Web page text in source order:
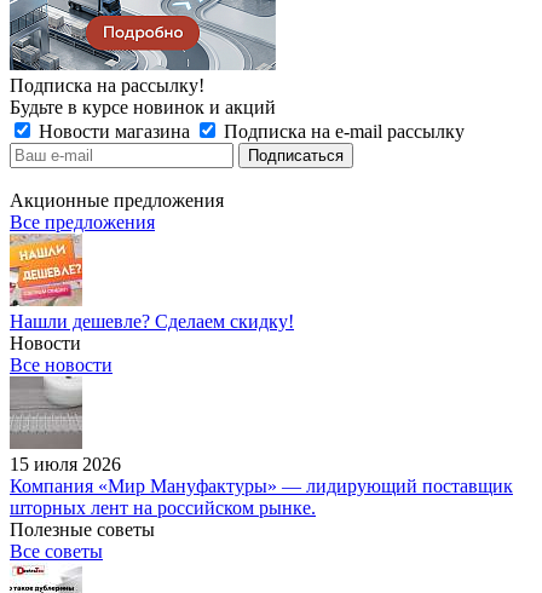
Подписка на рассылку!
Будьте в курсе новинок и акций
Новости магазина
Подписка на e-mail рассылку
Акционные предложения
Все предложения
Нашли дешевле? Сделаем скидку!
Новости
Все новости
15 июля 2026
Компания «Мир Мануфактуры» — лидирующий поставщик
шторных лент на российском рынке.
Полезные советы
Все советы